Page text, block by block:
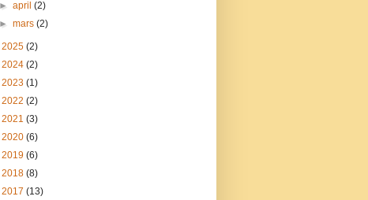
►april(2)
►mars(2)
2025 (2)
2024 (2)
2023 (1)
2022 (2)
2021 (3)
2020 (6)
2019 (6)
2018 (8)
2017 (13)